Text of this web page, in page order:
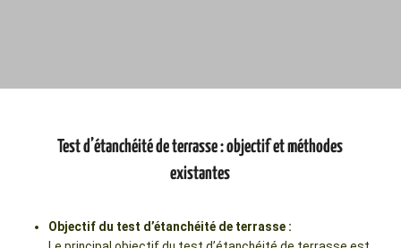
Test d’étanchéité de terrasse : objectif et méthodes
existantes
Objectif du test d’étanchéité de terrasse :